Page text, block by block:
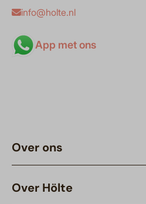
info@holte.nl
App met ons
Over ons
Over Hölte